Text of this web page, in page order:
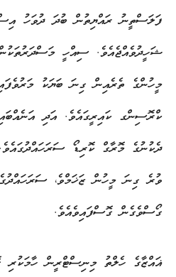
ފަލަސްތީނު ރައްޔިތުން ބުދަ ދުވަހު
ޝަހީދުވެއްޖެއެވެ. ސިއްހީ
މީހުންގެ ތެރެއިން ގިނަ ބަޔަކު
ކްރޮސިންގ ކައިރީގައެވެ. އަދި
ވުރެ ގިނަ މީހުން ޒަޚަމްވެ،
ގޯސްވެގެން ގޮސްފައިވެއެވެ.
ޣައްޒާގެ ހެލްތު މިނިސްޓްރީން ހާމަކުރި